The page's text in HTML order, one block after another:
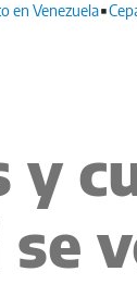
en Venezuela
y